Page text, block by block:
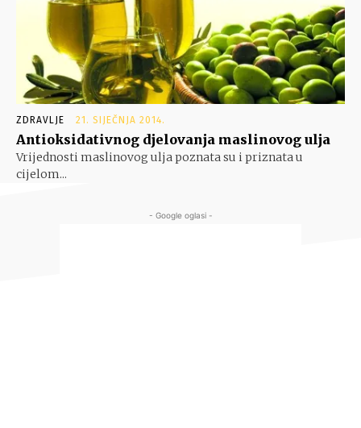
ZDRAVLJE 21. SIJEČNJA 2014.
Antioksidativnog djelovanja maslinovog ulja
Vrijednosti maslinovog ulja poznata su i priznata u
cijelom...
- Google oglasi -